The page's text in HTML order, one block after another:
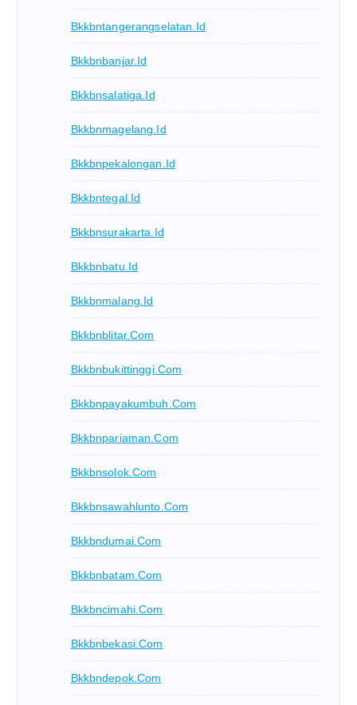
Bkkbntangerangselatan.id
Bkkbnbanjar.id
Bkkbnsalatiga.id
Bkkbnmagelang.id
Bkkbnpekalongan.id
Bkkbntegal.id
Bkkbnsurakarta.id
Bkkbnbatu.id
Bkkbnmalang.id
Bkkbnblitar.com
Bkkbnbukittinggi.com
Bkkbnpayakumbuh.com
Bkkbnpariaman.com
Bkkbnsolok.com
Bkkbnsawahlunto.com
Bkkbndumai.com
Bkkbnbatam.com
Bkkbncimahi.com
Bkkbnbekasi.com
Bkkbndepok.com